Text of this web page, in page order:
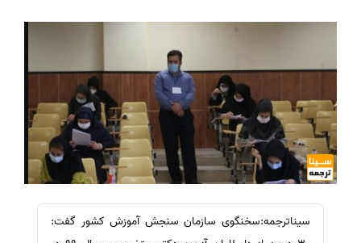
سیناترجمه:سخنگوی سازمان سنجش آموزش کشور گفت: